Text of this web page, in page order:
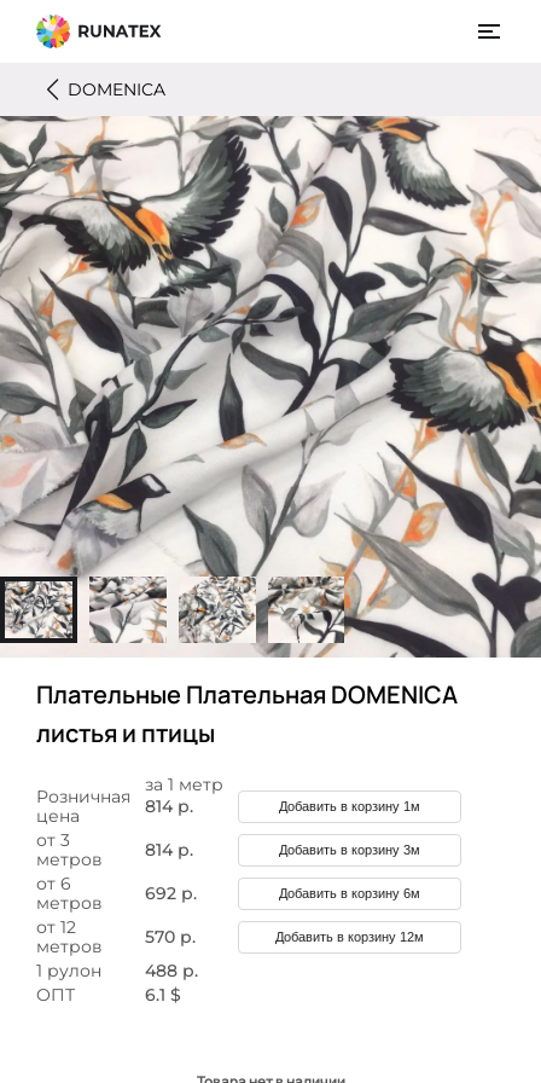
DOMENICA
Плательные Плательная DOMENICA
листья и птицы
за 1 метр
Розничная
цена
814 р. Добавить в корзину 1м
от 3
метров
814 р. Добавить в корзину 3м
от 6
метров
692 р. Добавить в корзину 6м
от 12
метров
570 р. Добавить в корзину 12м
1 рулон
488 р.
ОПТ
6.1 $